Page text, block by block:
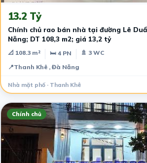
13.2 Tỷ
Chính chủ rao bán nhà tại đường Lê
Nẵng; DT 108,3 m2; giá 13,2 tỷ
📐 108.3 m² 🛏 4 PN
🚿 3 WC
📍Thanh Khê , Đà Nẵng
Nhà mặt phố · Thanh Khê
Chính chủ